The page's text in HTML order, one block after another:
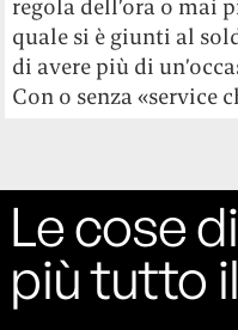
regola dell’ora o mai
quale si è giunti al
di avere più di
Con o senza «service
Le cose
più tutto